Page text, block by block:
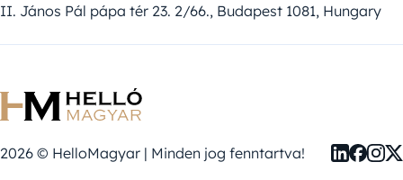
II. János Pál pápa tér 23. 2/66., Budapest 1081, Hungary
2026 © HelloMagyar | Minden jog fenntartva!